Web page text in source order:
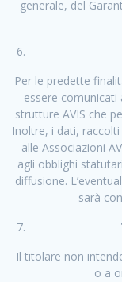
generale, del
Per le predette
essere comunicati
strutture AVIS che
Inoltre, i dati,
alle Associazioni
agli obblighi
diffusione.
sarà
Il titolare non
o a